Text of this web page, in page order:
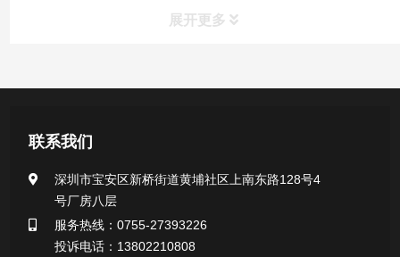
展开更多
产品中心
医用无菌采样拭子系列
一次性使用采样器系列
微生物样本保存液（通用运输传媒介质）系列
联系我们
深圳市宝安区新桥街道黄埔社区上南东路128号4
号厂房八层
服务热线：0755-27393226
投诉电话：13802210808